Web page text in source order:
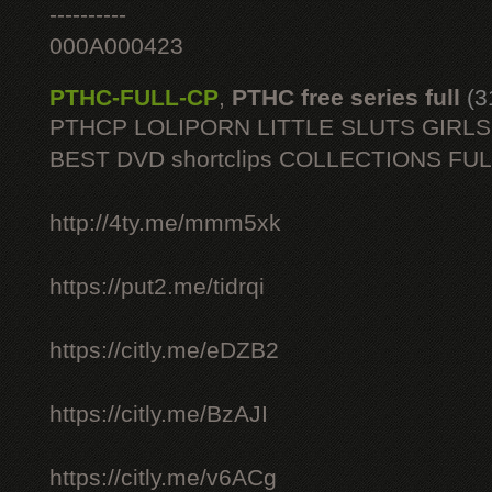
----------
000A000423
PTHC-FULL-CP, PTHC free series full
PTHCP LOLIPORN LITTLE SLUTS
BEST DVD shortclips COLLECTIONS
http://4ty.me/mmm5xk
https://put2.me/tidrqi
https://citly.me/eDZB2
https://citly.me/BzAJI
https://citly.me/v6ACg